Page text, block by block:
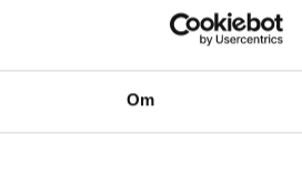
Om